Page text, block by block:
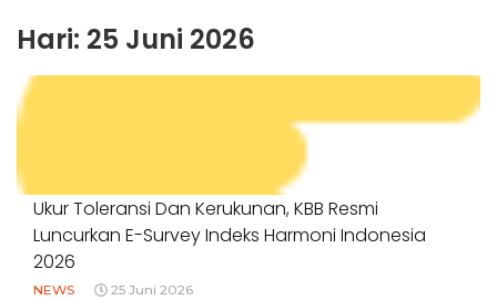
Hari: 25 Juni 2026
Ukur Toleransi Dan Kerukunan, KBB Resmi
Luncurkan E-Survey Indeks Harmoni Indonesia
2026
NEWS 25 Juni 2026